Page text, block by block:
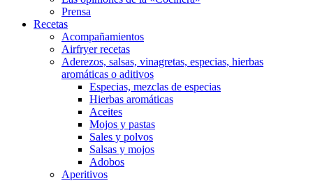
Prensa
Recetas
Acompañamientos
Airfryer recetas
Aderezos, salsas, vinagretas, especias, hierbas
aromáticas o aditivos
Especias, mezclas de especias
Hierbas aromáticas
Aceites
Mojos y pastas
Sales y polvos
Salsas y mojos
Adobos
Aperitivos